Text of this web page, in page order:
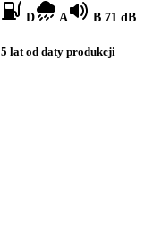
D A B 71 dB
5 lat od daty produkcji